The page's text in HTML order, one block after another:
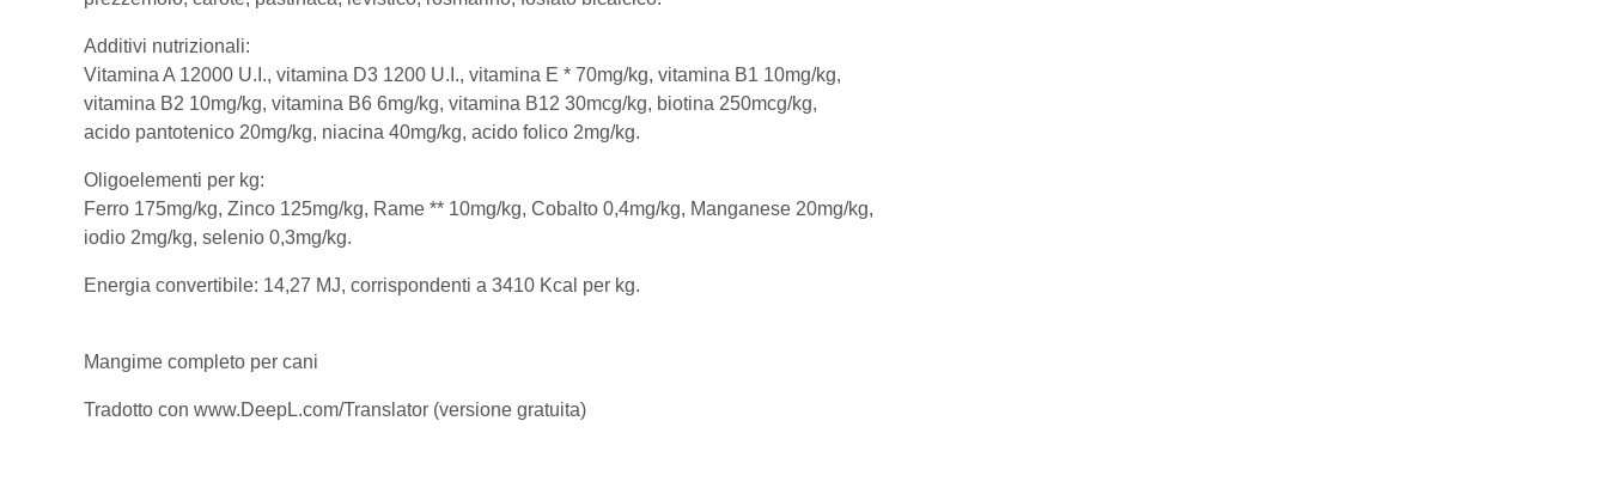
Additivi nutrizionali:
Vitamina A 12000 U.I., vitamina D3 1200 U.I., vitamina E * 70mg/kg, vitamina B1 10mg/kg,
vitamina B2 10mg/kg, vitamina B6 6mg/kg, vitamina B12 30mcg/kg, biotina 250mcg/kg,
acido pantotenico 20mg/kg, niacina 40mg/kg, acido folico 2mg/kg.
Oligoelementi per kg:
Ferro 175mg/kg, Zinco 125mg/kg, Rame ** 10mg/kg, Cobalto 0,4mg/kg, Manganese 20mg/kg,
iodio 2mg/kg, selenio 0,3mg/kg.
Energia convertibile: 14,27 MJ, corrispondenti a 3410 Kcal per kg.
Mangime completo per cani
Tradotto con www.DeepL.com/Translator (versione gratuita)